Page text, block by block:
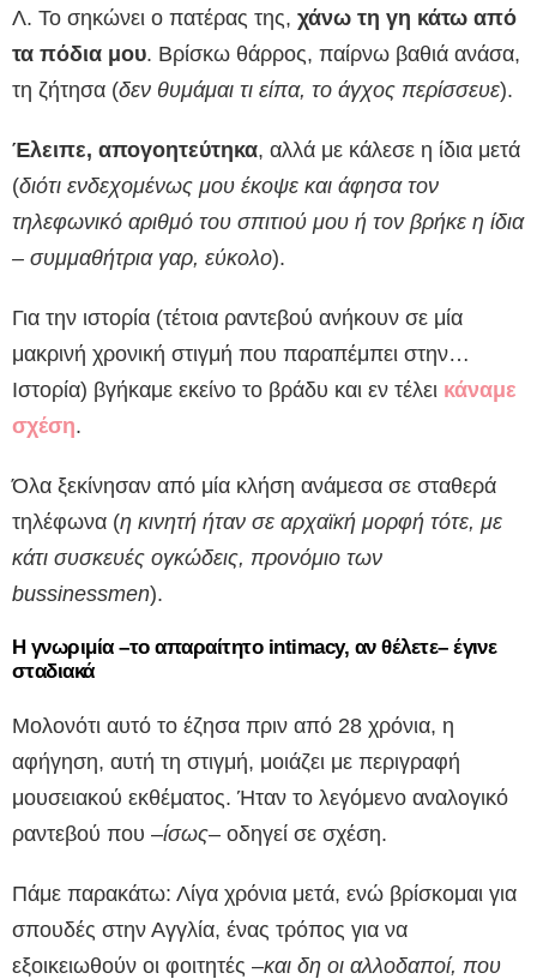
Λ. Το σηκώνει ο πατέρας της, χάνω τη γη κάτω από
τα πόδια μου. Βρίσκω θάρρος, παίρνω βαθιά ανάσα,
τη ζήτησα (δεν θυμάμαι τι είπα, το άγχος περίσσευε).
Έλειπε, απογοητεύτηκα, αλλά με κάλεσε η ίδια μετά
(διότι ενδεχομένως μου έκοψε και άφησα τον
τηλεφωνικό αριθμό του σπιτιού μου ή τον βρήκε η ίδια
– συμμαθήτρια γαρ, εύκολο).
Για την ιστορία (τέτοια ραντεβού ανήκουν σε μία
μακρινή χρονική στιγμή που παραπέμπει στην…
Ιστορία) βγήκαμε εκείνο το βράδυ και εν τέλει κάναμε
σχέση.
Όλα ξεκίνησαν από μία κλήση ανάμεσα σε σταθερά
τηλέφωνα (η κινητή ήταν σε αρχαϊκή μορφή τότε, με
κάτι συσκευές ογκώδεις, προνόμιο των
bussinessmen).
Η γνωριμία –το απαραίτητο intimacy, αν θέλετε– έγινε
σταδιακά
Μολονότι αυτό το έζησα πριν από 28 χρόνια, η
αφήγηση, αυτή τη στιγμή, μοιάζει με περιγραφή
μουσειακού εκθέματος. Ήταν το λεγόμενο αναλογικό
ραντεβού που –ίσως– οδηγεί σε σχέση.
Πάμε παρακάτω: Λίγα χρόνια μετά, ενώ βρίσκομαι για
σπουδές στην Αγγλία, ένας τρόπος για να
εξοικειωθούν οι φοιτητές –και δη οι αλλοδαποί, που